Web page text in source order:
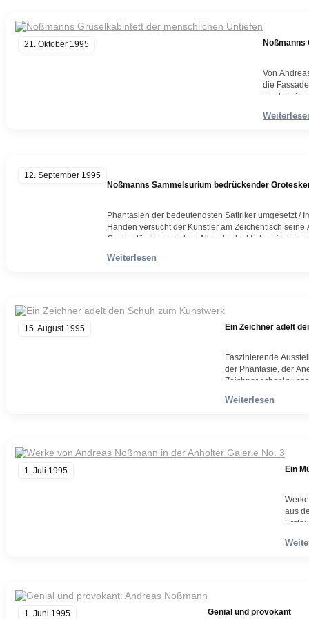
21. Oktober 1995 Noßmanns
Von
die
wieder
Weiterlesen
12. September 1995
Noßmanns Sammelsurium bedrückender
Phantasien der bedeutendsten Satiriker umgesetzt /
Händen versucht der Künstler am Zeichentisch
Gegenständen aus dem Alltag bedeckt, dazwischen
Gegenstand, jede Figur, jedes Fragment…
Weiterlesen
15. August 1995 Ein Zeichner adelt
Faszinierende
der Phantasie, der
Zeichner schenkt
Weiterlesen
Weiterlesen
1. Juli 1995 Ein
aus
1. Juni 1995 Genial und provokant